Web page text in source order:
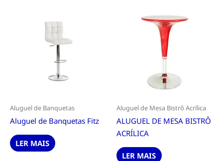
Aluguel de Banquetas
Aluguel de Banquetas Fitz
LER MAIS
Aluguel de Mesa Bistrô Acrílica
ALUGUEL DE MESA BISTRÔ
ACRÍLICA
LER MAIS